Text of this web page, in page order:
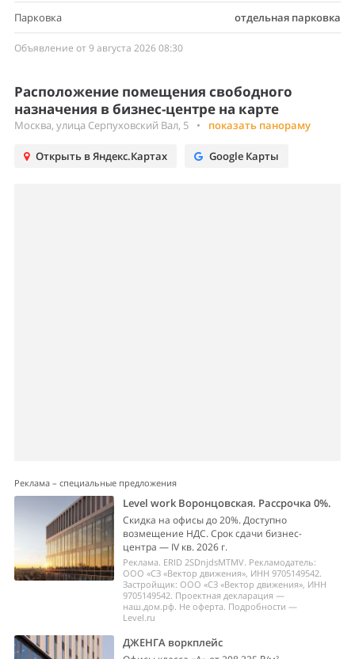
Парковка отдельная парковка
Объявление от 9 августа 2026 08:30
Расположение помещения свободного
назначения в бизнес-центре на карте
Москва, улица Серпуховский Вал, 5 • показать панораму
Открыть в Яндекс.Картах Google Карты
Реклама – специальные предложения
Level work Воронцовская. Рассрочка 0%.
Скидка на офисы до 20%. Доступно
возмещение НДС. Срок сдачи бизнес-
центра — IV кв. 2026 г.
Реклама. ERID 2SDnjdsMTMV. Рекламодатель:
ООО «СЗ «Вектор движения», ИНН 9705149542.
Застройщик: ООО «СЗ «Вектор движения», ИНН
9705149542. Проектная декларация —
наш.дом.рф. Не оферта. Подробности —
Level.ru
ДЖЕНГА воркплейс